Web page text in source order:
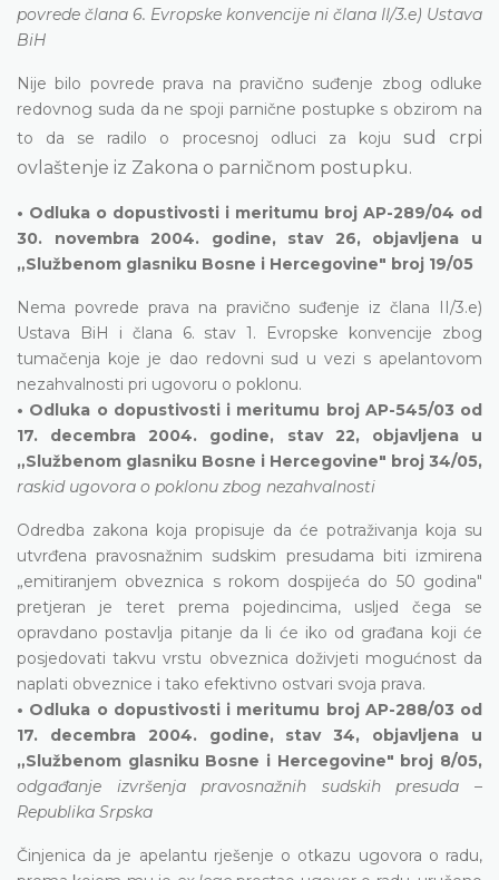
povrede člana 6. Evropske konvencije ni člana II/3.e) Ustava
BiH
Nije bilo povrede prava na pravično suđenje zbog odluke
redovnog suda da ne spoji parnične postupke s obzirom na
to da se radilo o procesnoj odluci za koju sud crpi
ovlaštenje iz Zakona o parničnom postupku.
• Odluka o dopustivosti i meritumu broj AP-289/04 od
30. novembra 2004. godine, stav 26, objavljena u
„Službenom glasniku Bosne i Hercegovine" broj 19/05
Nema povrede prava na pravično suđenje iz člana II/3.e)
Ustava BiH i člana 6. stav 1. Evropske konvencije zbog
tumačenja koje je dao redovni sud u vezi s apelantovom
nezahvalnosti pri ugovoru o poklonu.
• Odluka o dopustivosti i meritumu broj AP-545/03 od
17. decembra 2004. godine, stav 22, objavljena u
„Službenom glasniku Bosne i Hercegovine" broj 34/05,
raskid ugovora o poklonu zbog nezahvalnosti
Odredba zakona koja propisuje da će potraživanja koja su
utvrđena pravosnažnim sudskim presudama biti izmirena
„emitiranjem obveznica s rokom dospijeća do 50 godina"
pretjeran je teret prema pojedincima, usljed čega se
opravdano postavlja pitanje da li će iko od građana koji će
posjedovati takvu vrstu obveznica doživjeti mogućnost da
naplati obveznice i tako efektivno ostvari svoja prava.
• Odluka o dopustivosti i meritumu broj AP-288/03 od
17. decembra 2004. godine, stav 34, objavljena u
„Službenom glasniku Bosne i Hercegovine" broj 8/05,
odgađanje izvršenja pravosnažnih sudskih presuda –
Republika Srpska
Činjenica da je apelantu rješenje o otkazu ugovora o radu,